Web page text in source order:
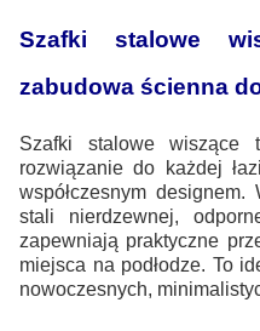
Szafki stalowe
zabudowa ścienna
Szafki stalowe wiszące
rozwiązanie do każdej
współczesnym
stali nierdzewnej,
zapewniają praktyczne
miejsca na podłodze. To
nowoczesnych,